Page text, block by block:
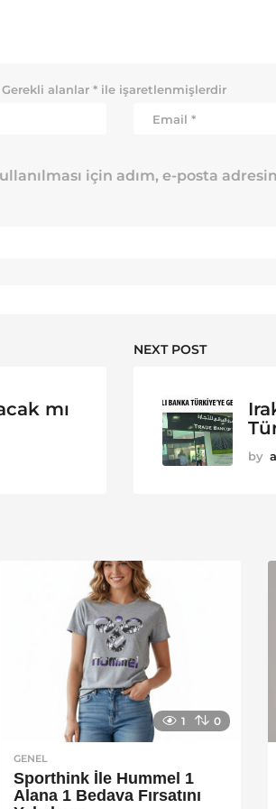
Gerekli alanlar * ile işaretlenmişlerdir
için adım, e-posta
mı
NEXT POST
by
1 0
GENEL
Sporthink İle Hummel 1
Alana 1 Bedava Fırsatını